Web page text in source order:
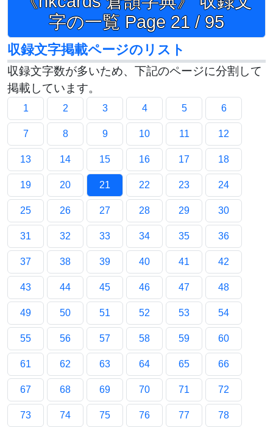
字の一覧 Page 21 / 95
収録文字掲載ページのリスト
収録文字数が多いため、下記のページに分割して
掲載しています。
1 2 3 4 5 6
7 8 9 10 11 12
13 14 15 16 17 18
19 20 21 22 23 24
25 26 27 28 29 30
31 32 33 34 35 36
37 38 39 40 41 42
43 44 45 46 47 48
49 50 51 52 53 54
55 56 57 58 59 60
61 62 63 64 65 66
67 68 69 70 71 72
73 74 75 76 77 78